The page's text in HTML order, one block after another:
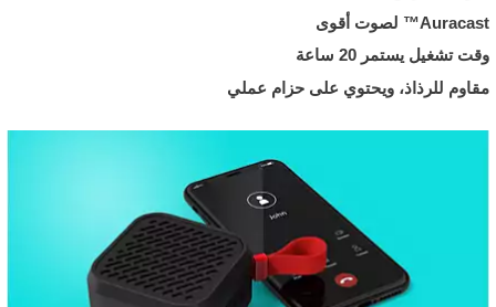
Auracast™ لصوت أقوى
وقت تشغيل يستمر 20 ساعة
مقاوم للرذاذ، ويحتوي على حزام عملي